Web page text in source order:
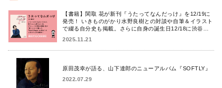
【書籍】関取 花が新刊『うたってなんだっけ』を12/19に
発売！ いきものがかり水野良樹との対談や自筆＆イラスト
で綴る自分史も掲載。さらに自身の誕生日12/18に渋谷で
2025.11.21
原田茂幸が語る、山下達郎のニューアルバム『SOFTLY』
2022.07.29